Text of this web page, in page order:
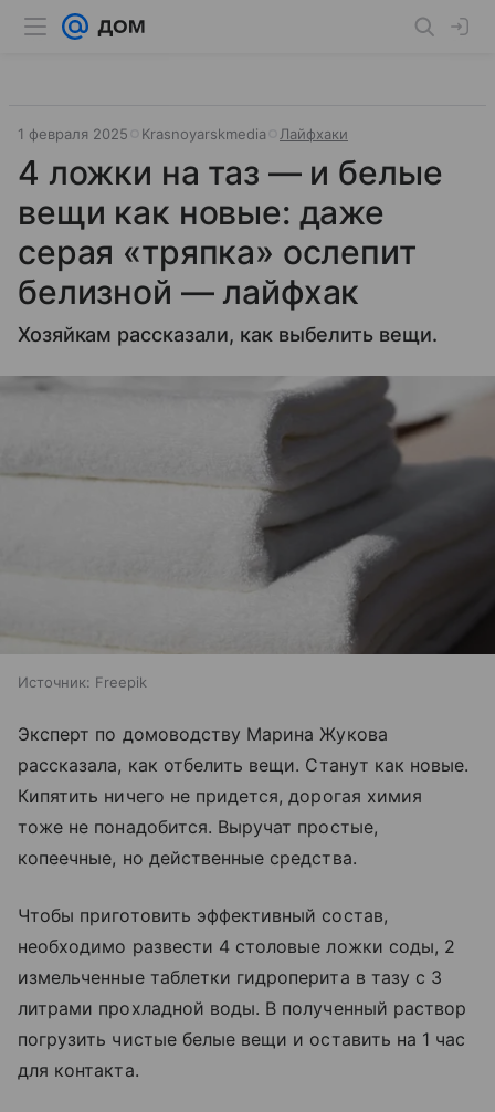
1 февраля 2025 Krasnoyarskmedia Лайфхаки
4 ложки на таз — и белые
вещи как новые: даже
серая «тряпка» ослепит
белизной — лайфхак
Хозяйкам рассказали, как выбелить вещи.
Источник: Freepik
Эксперт по домоводству Марина Жукова
рассказала, как отбелить вещи. Станут как новые.
Кипятить ничего не придется, дорогая химия
тоже не понадобится. Выручат простые,
копеечные, но действенные средства.
Чтобы приготовить эффективный состав,
необходимо развести 4 столовые ложки соды, 2
измельченные таблетки гидроперита в тазу с 3
литрами прохладной воды. В полученный раствор
погрузить чистые белые вещи и оставить на 1 час
для контакта.